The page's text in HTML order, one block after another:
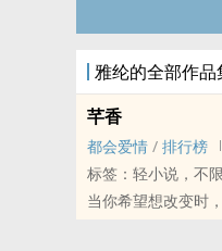
雅纶的全部作品
芊香
都会爱情 / 排行榜
标签：轻小说，不限
当你希望想改变时